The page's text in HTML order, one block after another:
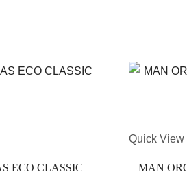
ECO CLASSIC
Quick View
MAN